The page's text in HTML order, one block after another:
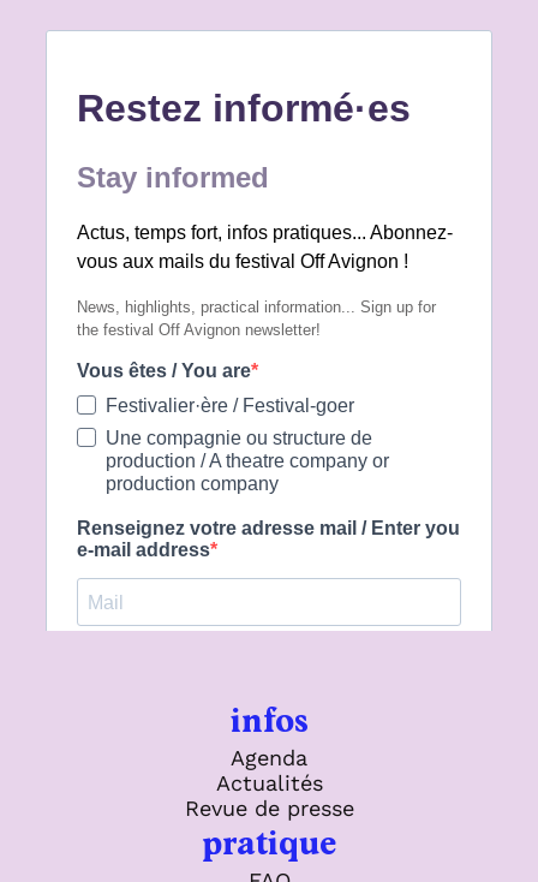
infos
Agenda
Actualités
Revue de presse
pratique